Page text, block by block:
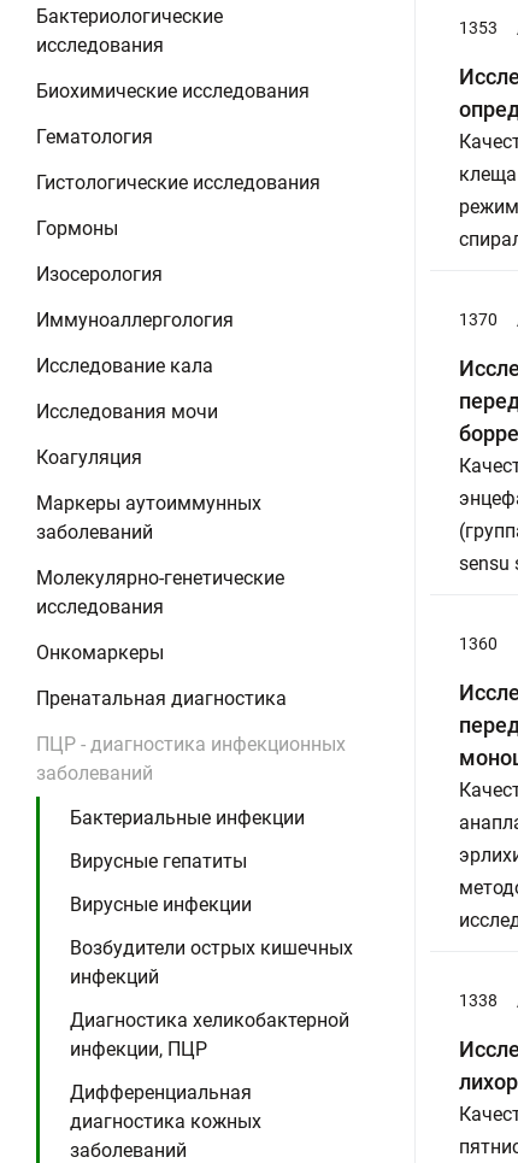
Бактериологические
исследования
Биохимические исследования
Гематология
Гистологические исследования
Гормоны
Изосерология
Иммуноаллергология
Исследование кала
Исследования мочи
Коагуляция
Маркеры аутоиммунных
заболеваний
Молекулярно-генетические
исследования
Онкомаркеры
Пренатальная диагностика
ПЦР - диагностика инфекционных
заболеваний
Бактериальные инфекции
Вирусные гепатиты
Вирусные инфекции
Возбудители острых кишечных
инфекций
Диагностика хеликобактерной
инфекции, ПЦР
Дифференциальная
диагностика кожных
заболеваний
1353
1370
sensu
1360
1338